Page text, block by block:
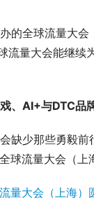
的全球流量大
流量大会能继续
、AI+与DTC品
缺少那些勇毅
球流量大会（上